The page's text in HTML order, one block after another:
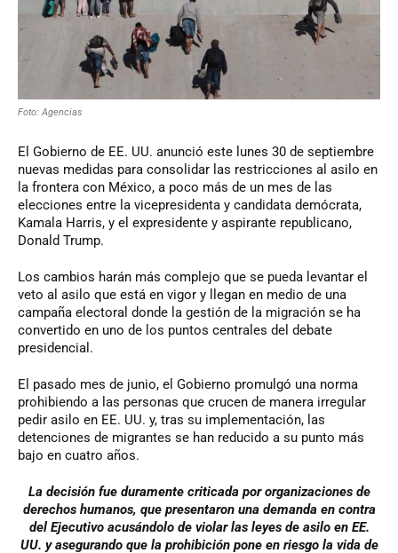
Foto: Agencias
El Gobierno de EE. UU. anunció este lunes 30 de septiembre
nuevas medidas para consolidar las restricciones al asilo en
la frontera con México, a poco más de un mes de las
elecciones entre la vicepresidenta y candidata demócrata,
Kamala Harris, y el expresidente y aspirante republicano,
Donald Trump.
Los cambios harán más complejo que se pueda levantar el
veto al asilo que está en vigor y llegan en medio de una
campaña electoral donde la gestión de la migración se ha
convertido en uno de los puntos centrales del debate
presidencial.
El pasado mes de junio, el Gobierno promulgó una norma
prohibiendo a las personas que crucen de manera irregular
pedir asilo en EE. UU. y, tras su implementación, las
detenciones de migrantes se han reducido a su punto más
bajo en cuatro años.
La decisión fue duramente criticada por organizaciones de
derechos humanos, que presentaron una demanda en contra
del Ejecutivo acusándolo de violar las leyes de asilo en EE.
UU. y asegurando que la prohibición pone en riesgo la vida de